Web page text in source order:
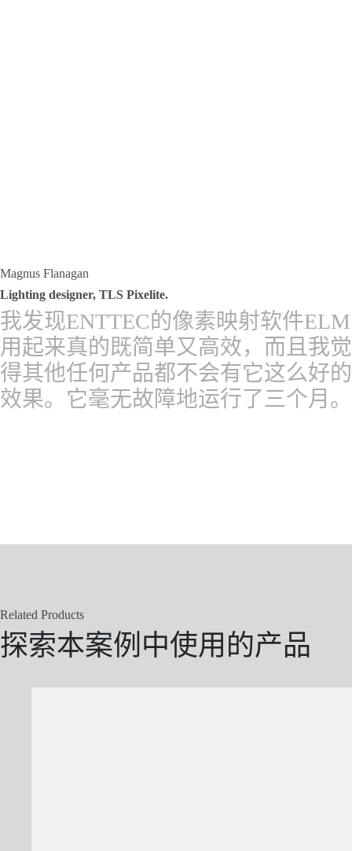
Magnus Flanagan
Lighting designer, TLS Pixelite.
我发现ENTTEC的像素映射软件ELM
用起来真的既简单又高效，而且我觉
得其他任何产品都不会有它这么好的
效果。它毫无故障地运行了三个月。
Related Products
探索本案例中使用的产品